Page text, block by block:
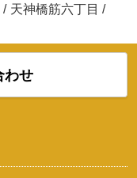
/ 天神橋筋六丁目 /
わせ